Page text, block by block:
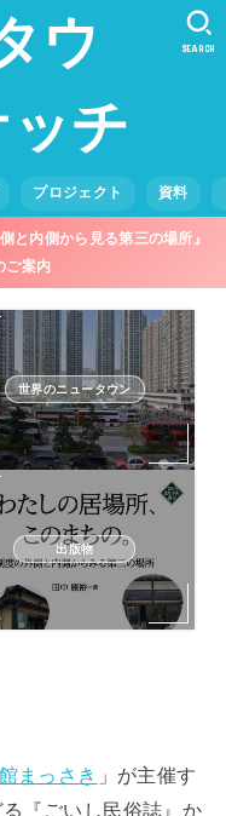
ウ
チ
プロジェクト 資料
SEARCH
と内側から見る第三の場所』
ご案内
世界のニュータウン
出版物
まっさき 」が主催す
『ごいし民俗誌』か